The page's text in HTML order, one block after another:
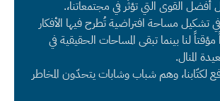
القوى التي تؤثّر في مجتمعاتنا،.
تشكيل مساحة افتراضية تُطرح فيها الأفكار
لنا بينما تبقى المساحات الحقيقية في
المنال.
لكتّابنا، وهم شباب وشابات يتحدّون المخاطر